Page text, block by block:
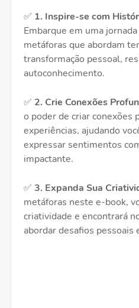
✅ 1. Inspire-se com
Embarque em uma
metáforas que abordam
transformação pessoal,
autoconhecimento.
✅ 2. Crie Conexões
o poder de criar conexões
experiências, ajudando
expressar sentimentos
impactante.
✅ 3. Expanda Sua
metáforas neste e-book,
criatividade e encontrará
abordar desafios pessoais